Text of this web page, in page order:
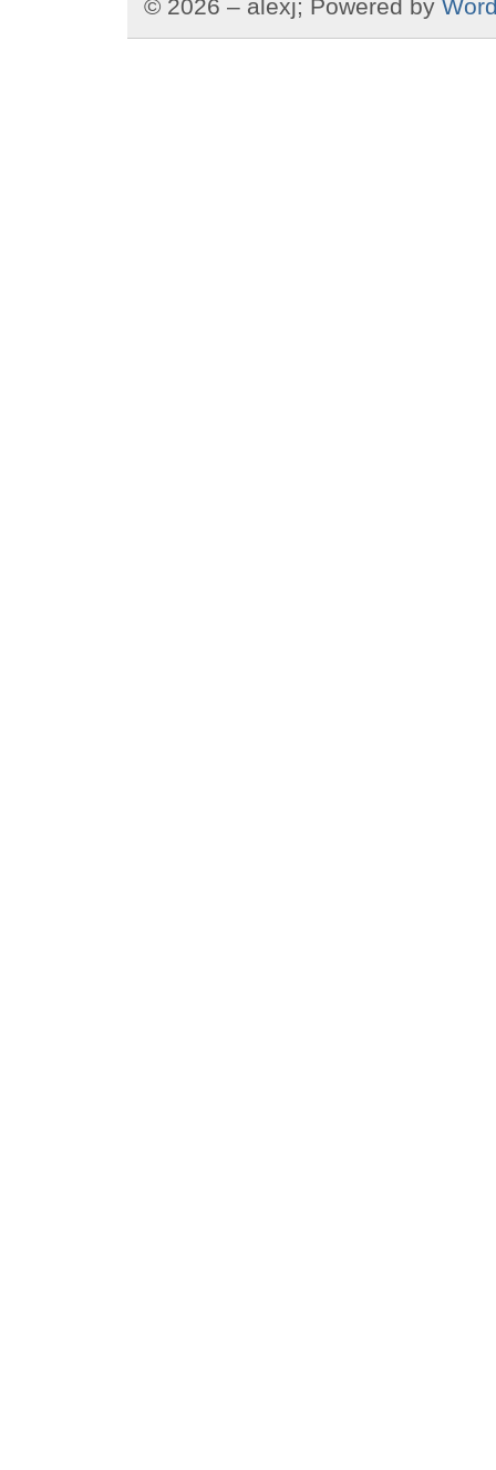
© 2026 – alexj; Powered by